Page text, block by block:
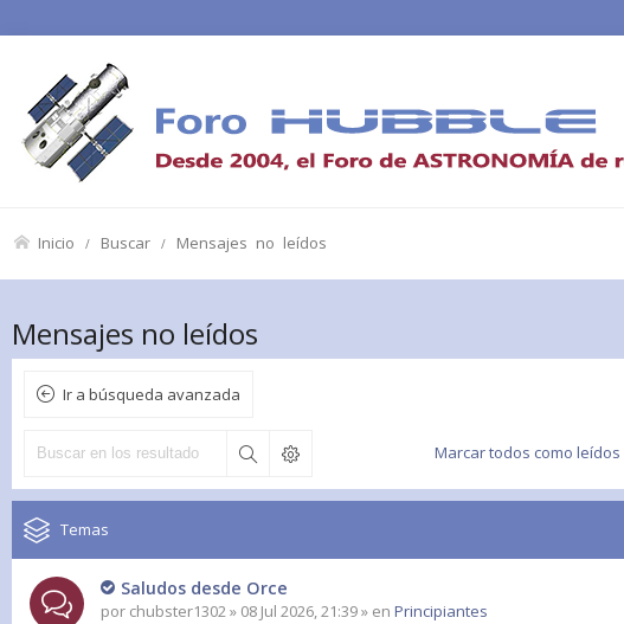
Inicio Buscar Mensajes no leídos
Mensajes no leídos
Ir a búsqueda avanzada
Marcar todos como leídos
Temas
Saludos desde Orce
por chubster1302» 08 Jul 2026, 21:39 » en Principiantes